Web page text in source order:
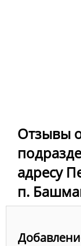
Отзывы
адресу
п.